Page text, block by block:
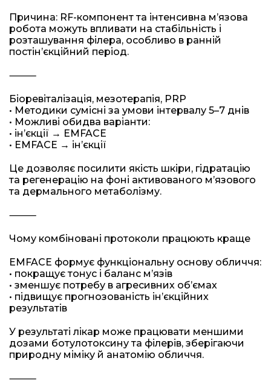
Причина: RF-компонент та інтенсивна мʼязова
робота можуть впливати на стабільність і
розташування філера, особливо в ранній
постінʼєкційний період.
⸻
Біоревіталізація, мезотерапія, PRP
• Методики сумісні за умови інтервалу 5–7 днів
• Можливі обидва варіанти:
• інʼєкції → EMFACE
• EMFACE → інʼєкції
Це дозволяє посилити якість шкіри, гідратацію
та регенерацію на фоні активованого мʼязового
та дермального метаболізму.
⸻
Чому комбіновані протоколи працюють краще
EMFACE формує функціональну основу обличчя:
• покращує тонус і баланс мʼязів
• зменшує потребу в агресивних обʼємах
• підвищує прогнозованість інʼєкційних
результатів
У результаті лікар може працювати меншими
дозами ботулотоксину та філерів, зберігаючи
природну міміку й анатомію обличчя.
⸻